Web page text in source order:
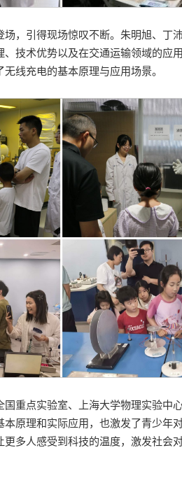
，引得现场惊叹不断。朱明旭、
技术优势以及在交通运输领域的应
线充电的基本原理与应用场景。
重点实验室、上海大学物理实验中
原理和实际应用，也激发了青少
多人感受到科技的温度，激发社会